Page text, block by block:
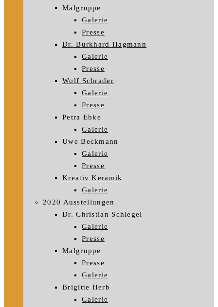
Malgruppe
Galerie
Presse
Dr. Burkhard Hagmann
Galerie
Presse
Wolf Schrader
Galerie
Presse
Petra Ebke
Galerie
Uwe Beckmann
Galerie
Presse
Kreativ Keramik
Galerie
2020 Ausstellungen
Dr. Christian Schlegel
Galerie
Presse
Malgruppe
Presse
Galerie
Brigitte Herb
Galerie